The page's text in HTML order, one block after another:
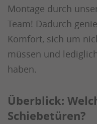
Montage durch
Team! Dadurch
Komfort, sich um
müssen und
haben.
Überblick:
Schiebetüren?